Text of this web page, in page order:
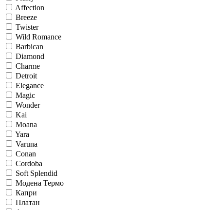
Affection
Breeze
Twister
Wild Romance
Barbican
Diamond
Charme
Detroit
Elegance
Magic
Wonder
Kai
Moana
Yara
Varuna
Conan
Cordoba
Soft Splendid
Модена Термо
Капри
Платан